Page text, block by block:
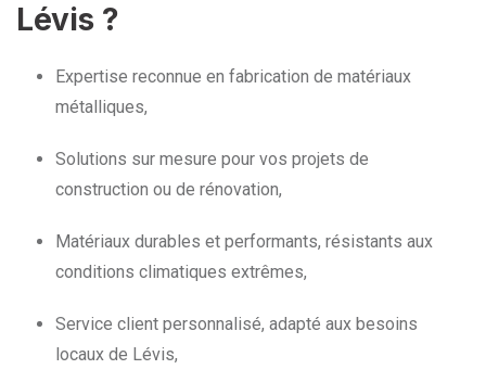
Lévis ?
Expertise reconnue en fabrication de matériaux
métalliques,
Solutions sur mesure pour vos projets de
construction ou de rénovation,
Matériaux durables et performants, résistants aux
conditions climatiques extrêmes,
Service client personnalisé, adapté aux besoins
locaux de Lévis,